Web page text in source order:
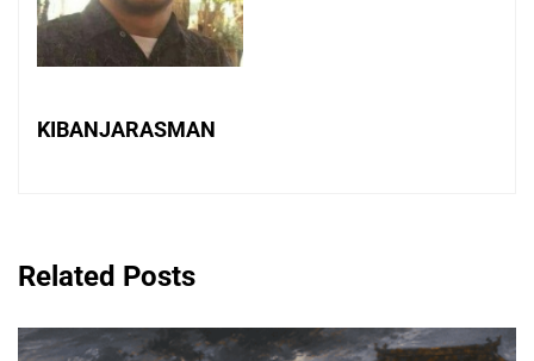
KIBANJARASMAN
Related Posts